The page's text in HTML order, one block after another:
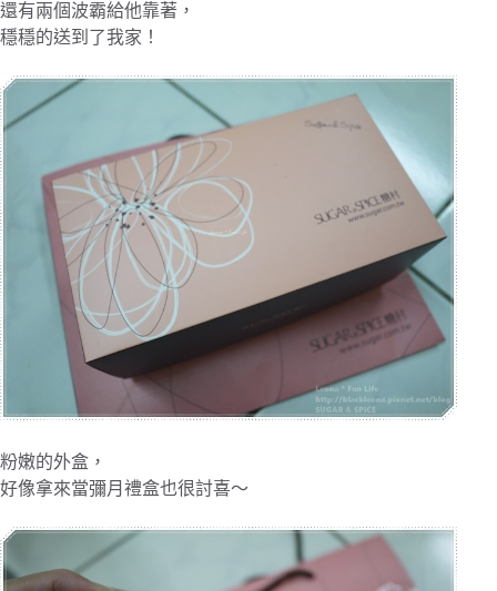
還有兩個波霸給他靠著，
穩穩的送到了我家！
粉嫩的外盒，
好像拿來當彌月禮盒也很討喜～